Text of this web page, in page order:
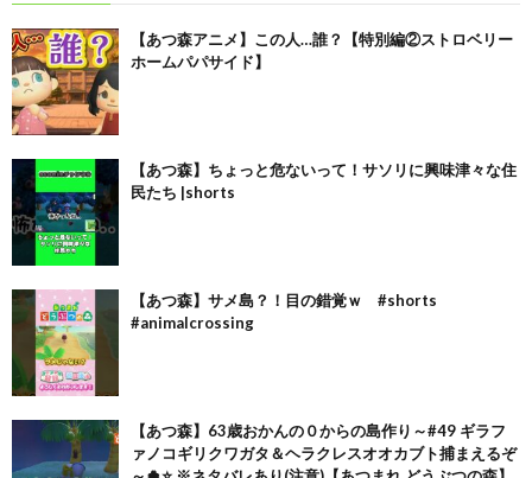
【あつ森アニメ】この人…誰？【特別編②ストロベリー
ホームパパサイド】
【あつ森】ちょっと危ないって！サソリに興味津々な住
民たち |shorts
【あつ森】サメ島？！目の錯覚ｗ #shorts
#animalcrossing
【あつ森】63歳おかんの０からの島作り～#49 ギラフ
ァノコギリクワガタ＆ヘラクレスオオカブト捕まえるぞ